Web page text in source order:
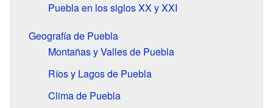
Puebla en los siglos XX y XXI
Geografía de Puebla
Montañas y Valles de Puebla
Ríos y Lagos de Puebla
Clima de Puebla